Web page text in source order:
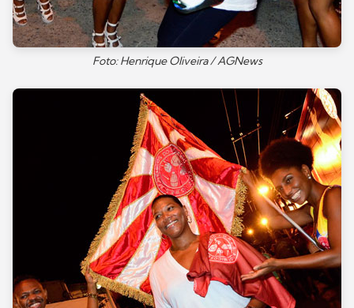
Foto: Henrique Oliveira / AGNews